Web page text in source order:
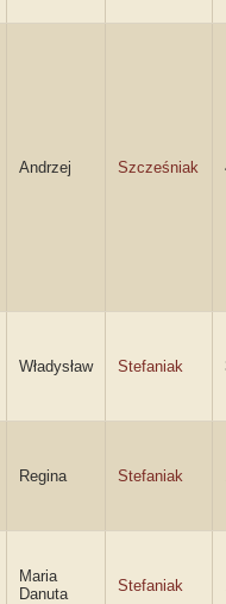
Andrzej Szcześniak
Władysław Stefaniak
Regina Stefaniak
Maria
Danuta
Stefaniak